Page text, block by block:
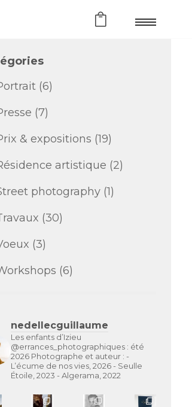
(6)
(7)
& expositions (19)
artistique (2)
photography(1)
(30)
(3)
(6)
nedellecguillaume
Les enfants d’Izieu
@errances_photographiques : été
2026Photographe et auteur : -
L’écume de nos vies, 2026- Seulle
Étoile, 2023 - Algerama, 2022